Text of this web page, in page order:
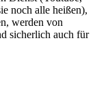
noch alle heißen),
werden von
sicherlich auch für